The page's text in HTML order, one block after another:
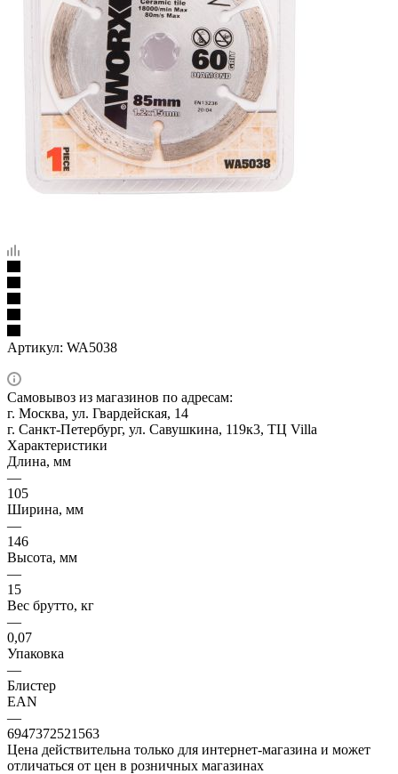
Артикул: WA5038
Самовывоз из магазинов по адресам:
г. Москва, ул. Гвардейская, 14
г. Санкт-Петербург, ул. Савушкина, 119к3, ТЦ Villa
Характеристики
Длина, мм
—
105
Ширина, мм
—
146
Высота, мм
—
15
Вес брутто, кг
—
0,07
Упаковка
—
Блистер
EAN
—
6947372521563
Цена действительна только для интернет-магазина и может
отличаться от цен в розничных магазинах